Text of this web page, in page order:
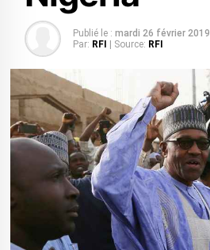
Publié le : mardi 26 février 2019
Par: RFI | Source: RFI